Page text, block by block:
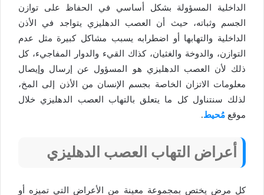
الداخلية المسؤولة بشكل أساسي في الحفاظ على توازن
الجسم وثباته، حيث أن العصب الدهليزي يتواجد في الأذن
الداخلية والتهابها أو اضطرابه يسبب مشاكل كبيرة مثل عدم
التوازن، والدوخة والغثيان، كذاك القيء والدوار المفاجيء، كل
ذلك لأن العصب الدهليزي هو المسؤول عن إرسال وإيصال
معلومات الاتزان الخاصة بجسم الإنسان من الأذن إلى المخ،
لذلك سنتناول كل ما يتعلق بالتهاب العصب الدهليزي خلال
موقع مُحيط.
أعراض التهاب العصب الدهليزي
كل مرض يختص بمجموعة معينة من الأعراض التي تميزه أو